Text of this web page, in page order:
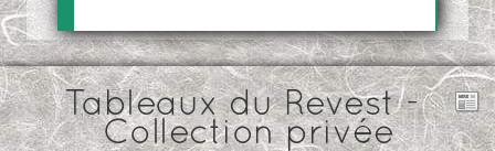
Tableaux du Revest -
Collection privée